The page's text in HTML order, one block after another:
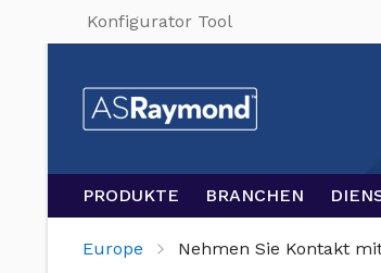
Konfigurator Tool
PRODUKTE BRANCHEN
Europe Nehmen Sie Kontakt